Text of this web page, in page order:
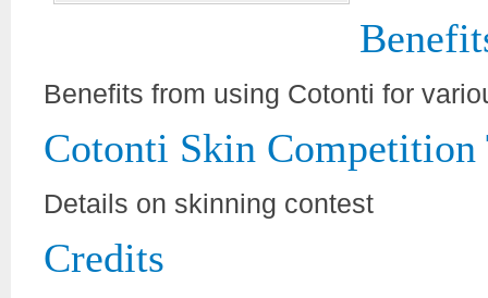
Benefits from using Cotonti for
Cotonti Skin Competition
Details on skinning contest
Credits